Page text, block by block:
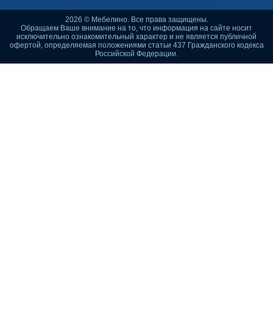
2026 © Мебелино. Все права защищены.
Обращаем Ваше внимание на то, что информация на сайте носит
исключительно ознакомительный характер и не является публичной
офертой, определяемая положениями статьи 437 Гражданского кодекса
Российской Федерации.